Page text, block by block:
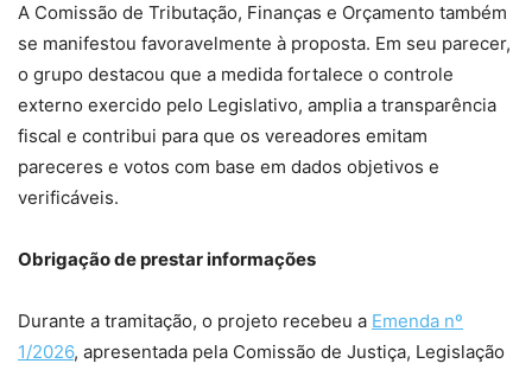
A Comissão de Tributação, Finanças e Orçamento também
se manifestou favoravelmente à proposta. Em seu parecer,
o grupo destacou que a medida fortalece o controle
externo exercido pelo Legislativo, amplia a transparência
fiscal e contribui para que os vereadores emitam
pareceres e votos com base em dados objetivos e
verificáveis.
Obrigação de prestar informações
Durante a tramitação, o projeto recebeu a Emenda nº
1/2026, apresentada pela Comissão de Justiça, Legislação